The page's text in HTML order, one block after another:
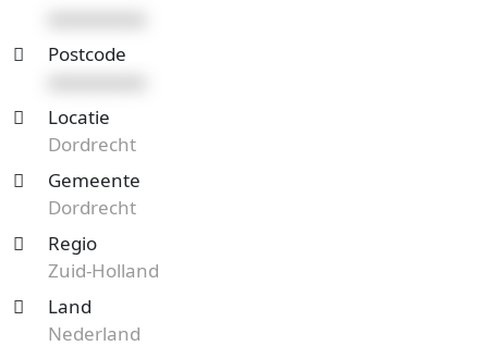
Postcode
Locatie
Dordrecht
Gemeente
Dordrecht
Regio
Zuid-Holland
Land
Nederland